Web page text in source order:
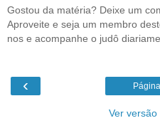
Gostou da matéria? Deixe um
Aproveite e seja um membro
nos e acompanhe o judô
‹
Ver